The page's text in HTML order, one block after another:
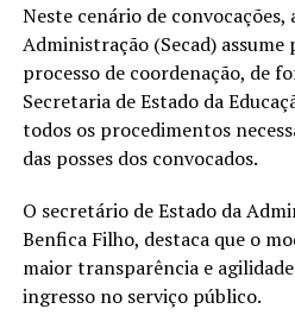
Neste cenário de convocações,
Administração (Secad)
processo de coordenação, de
Secretaria de Estado da
todos os procedimentos
das posses dos convocados.
O secretário de Estado da
Benfica Filho, destaca que o
maior transparência e
ingresso no serviço público.